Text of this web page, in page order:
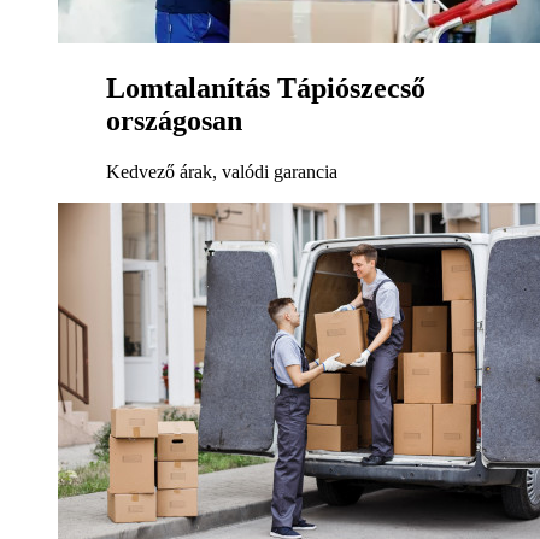
Lomtalanítás Tápiószecső
országosan
Kedvező árak, valódi garancia